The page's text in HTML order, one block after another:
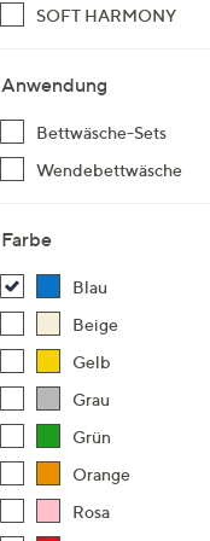
SOFT HARMONY
Anwendung
Bettwäsche-Sets
Wendebettwäsche
Farbe
Blau
Beige
Gelb
Grau
Grün
Orange
Rosa